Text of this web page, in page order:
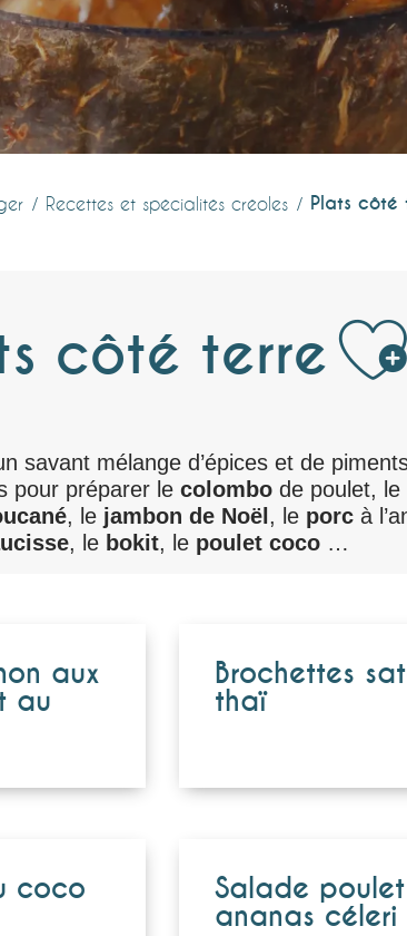
Recettes et spécialités créoles Plats côté
côté terre
savant mélange d’épices et de
pour préparer le colombode poulet, le
, le jambon de Noël , le porcà
, le bokit, le poulet coco …
aux
au
Brochettes
thaï
coco Salade poulet
ananas céleri